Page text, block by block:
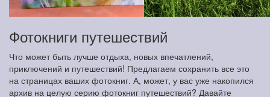
Фотокниги путешествий
Что может быть лучше отдыха, новых впечатлений,
приключений и путешествий! Предлагаем сохранить все это
на страницах ваших фотокниг. А, может, у вас уже накопился
архив на целую серию фотокниг путешествий? Давайте